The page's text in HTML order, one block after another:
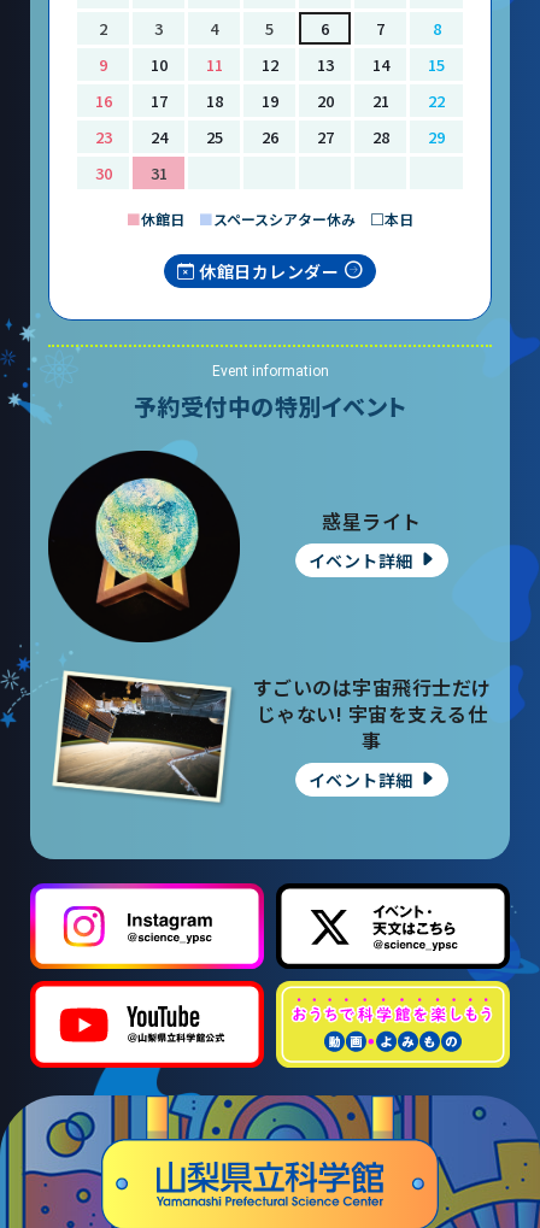
2
3 4 5 6 7
8
9
10 11 12 13 14
15
16
17 18 19 20 21
22
23
24 25 26 27 28
29
30
31
■休館日 ■スペースシアター休み □本日
休館日カレンダー
Event information
予約受付中の特別イベント
惑星ライト
イベント詳細
すごいのは宇宙飛行士だけ
じゃない! 宇宙を支える仕
事
イベント詳細